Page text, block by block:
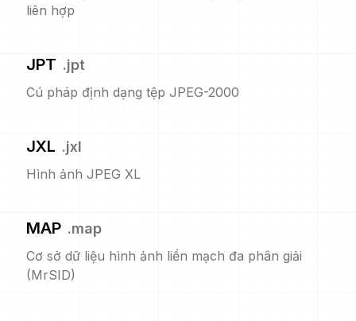
liên hợp
JPT .jpt
Cú pháp định dạng tệp JPEG-2000
JXL .jxl
Hình ảnh JPEG XL
MAP .map
Cơ sở dữ liệu hình ảnh liền mạch đa phân giải
(MrSID)